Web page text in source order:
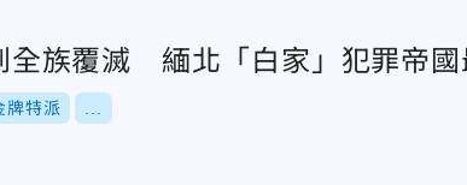
全族覆滅 緬北「白家」犯罪帝國
牌特派